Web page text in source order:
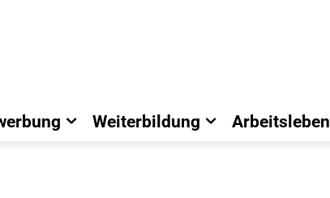
Weiterbildung Arbeitsleben